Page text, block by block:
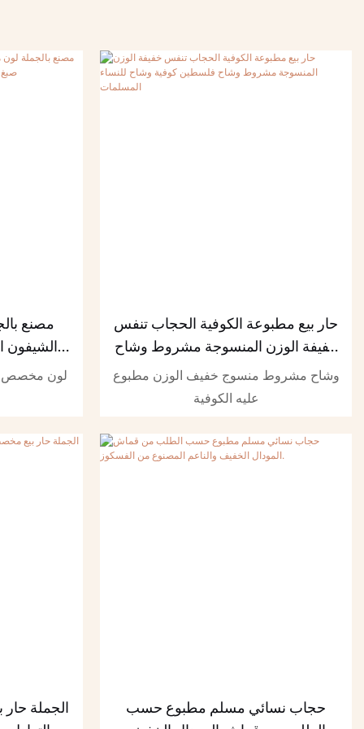
مصنع
الشيفون
الحجاب
لون مخصص
حار بيع مطبوعة الكوفية الحجاب تنفس
خفيفة الوزن المنسوجة مشروط وشاح
فلسطين كوفية وشاح للنساء
المسلمات
وشاح مشروط منسوج خفيف الوزن مطبوع
عليه الكوفية
الجملة
حجاب نسائي مسلم مطبوع حسب